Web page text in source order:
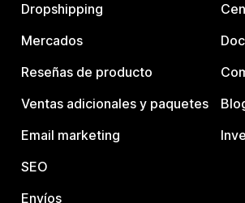
Dropshipping
Mercados
Reseñas de producto
Ventas adicionales y paquetes
Email marketing
SEO
Envíos